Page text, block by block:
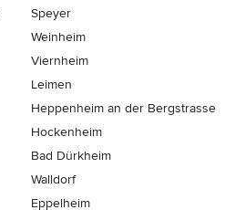
Speyer
Weinheim
Viernheim
Leimen
Heppenheim an der Bergstrasse
Hockenheim
Bad Dürkheim
Walldorf
Eppelheim